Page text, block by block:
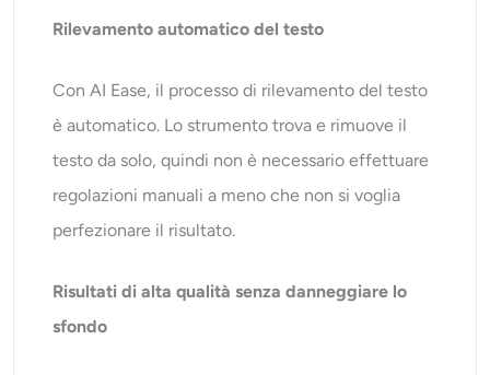
Rilevamento automatico del testo
Con AI Ease, il processo di rilevamento del testo
è automatico. Lo strumento trova e rimuove il
testo da solo, quindi non è necessario effettuare
regolazioni manuali a meno che non si voglia
perfezionare il risultato.
Risultati di alta qualità senza danneggiare lo
sfondo